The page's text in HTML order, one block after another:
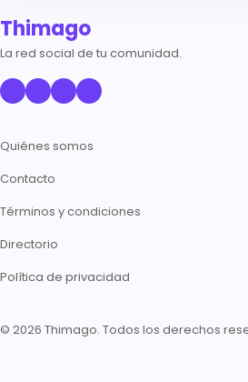
Thimago
La red social de tu comunidad.
Quiénes somos
Contacto
Términos y condiciones
Directorio
Política de privacidad
© 2026 Thimago. Todos los derechos